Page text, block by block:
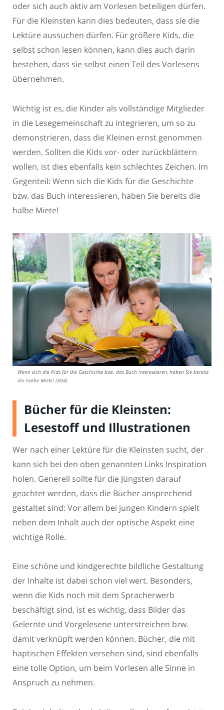
oder sich auch aktiv am Vorlesen beteiligen dürfen.
Für die Kleinsten kann dies bedeuten, dass sie die
Lektüre aussuchen dürfen. Für größere Kids, die
selbst schon lesen können, kann dies auch darin
bestehen, dass sie selbst einen Teil des Vorlesens
übernehmen.
Wichtig ist es, die Kinder als vollständige Mitglieder
in die Lesegemeinschaft zu integrieren, um so zu
demonstrieren, dass die Kleinen ernst genommen
werden. Sollten die Kids vor- oder zurückblättern
wollen, ist dies ebenfalls kein schlechtes Zeichen. Im
Gegenteil: Wenn sich die Kids für die Geschichte
bzw. das Buch interessieren, haben Sie bereits die
halbe Miete!
Wenn sich die Kids für die Geschichte bzw. das Buch interessieren, haben Sie bereits
die halbe Miete! (#04)
Bücher für die Kleinsten:
Lesestoff und Illustrationen
Wer nach einer Lektüre für die Kleinsten sucht, der
kann sich bei den oben genannten Links Inspiration
holen. Generell sollte für die Jüngsten darauf
geachtet werden, dass die Bücher ansprechend
gestaltet sind: Vor allem bei jungen Kindern spielt
neben dem Inhalt auch der optische Aspekt eine
wichtige Rolle.
Eine schöne und kindgerechte bildliche Gestaltung
der Inhalte ist dabei schon viel wert. Besonders,
wenn die Kids noch mit dem Spracherwerb
beschäftigt sind, ist es wichtig, dass Bilder das
Gelernte und Vorgelesene unterstreichen bzw.
damit verknüpft werden können. Bücher, die mit
haptischen Effekten versehen sind, sind ebenfalls
eine tolle Option, um beim Vorlesen alle Sinne in
Anspruch zu nehmen.